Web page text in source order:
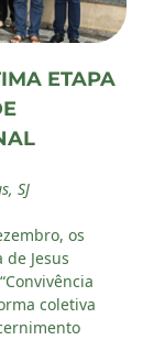
ETAPA
SJ
os
Jesus
coletiva